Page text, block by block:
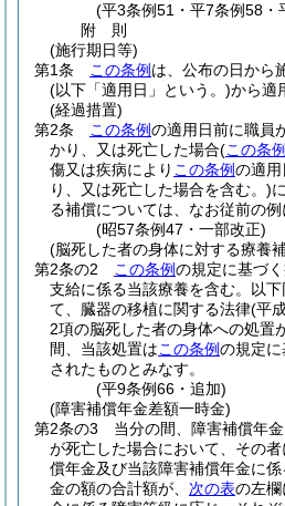
(平3条例51・平7条例58・
附 則
(施行期日等)
第1条
この条例 は、公布の日から
(以下「適用日」という。)から適
(経過措置)
第2条
この条例の適用日前に職員
かり、又は死亡した場合(この条例
傷又は疾病により この条例の適
り、又は死亡した場合を含む。)
る補償については、なお従前の例
(昭57条例47・一部改正)
(脳死した者の身体に対する療養
第2条の2
この条例の規定に基づ
支給に係る当該療養を含む。以下
て、臓器の移植に関する法律(平
2項の脳死した者の身体への処置
間、当該処置はこの条例の規定
されたものとみなす。
(平9条例66・追加)
(障害補償年金差額一時金)
第2条の3
当分の間、障害補償年
が死亡した場合において、その
償年金及び当該障害補償年金に
金の額の合計額が、 次の表の左